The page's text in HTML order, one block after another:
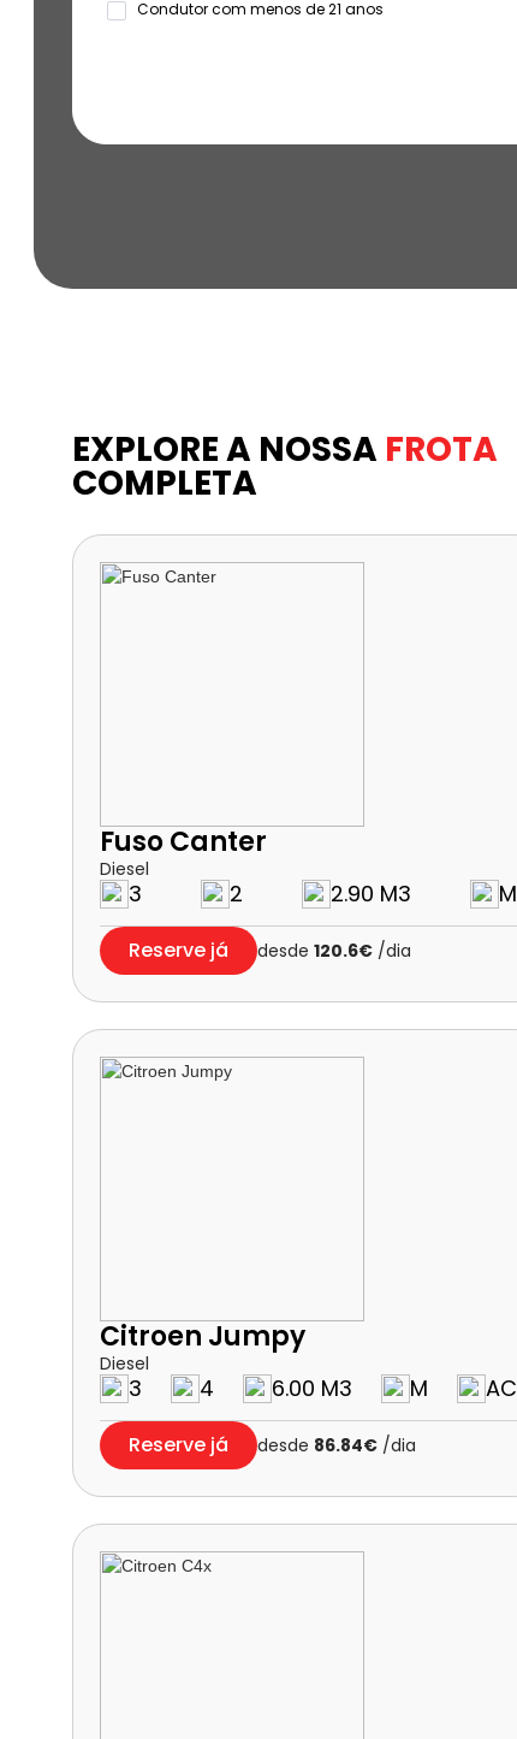
Menor
21
Condutor com menos de 21 anos
EXPLORE A NOSSA FROTA
COMPLETA
Fuso Canter
Diesel
3 2 2.90 M3 M
Reserve já desde 120.6€ /dia
Citroen Jumpy
Diesel
3 4 6.00 M3 M AC
Reserve já desde 86.84€ /dia